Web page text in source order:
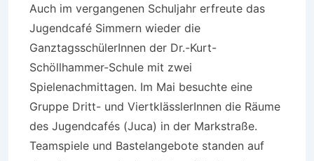
Auch im vergangenen Schuljahr erfreute das
Jugendcafé Simmern wieder die
GanztagsschülerInnen der Dr.-Kurt-
Schöllhammer-Schule mit zwei
Spielenachmittagen. Im Mai besuchte eine
Gruppe Dritt- und ViertklässlerInnen die Räume
des Jugendcafés (Juca) in der Markstraße.
Teamspiele und Bastelangebote standen auf